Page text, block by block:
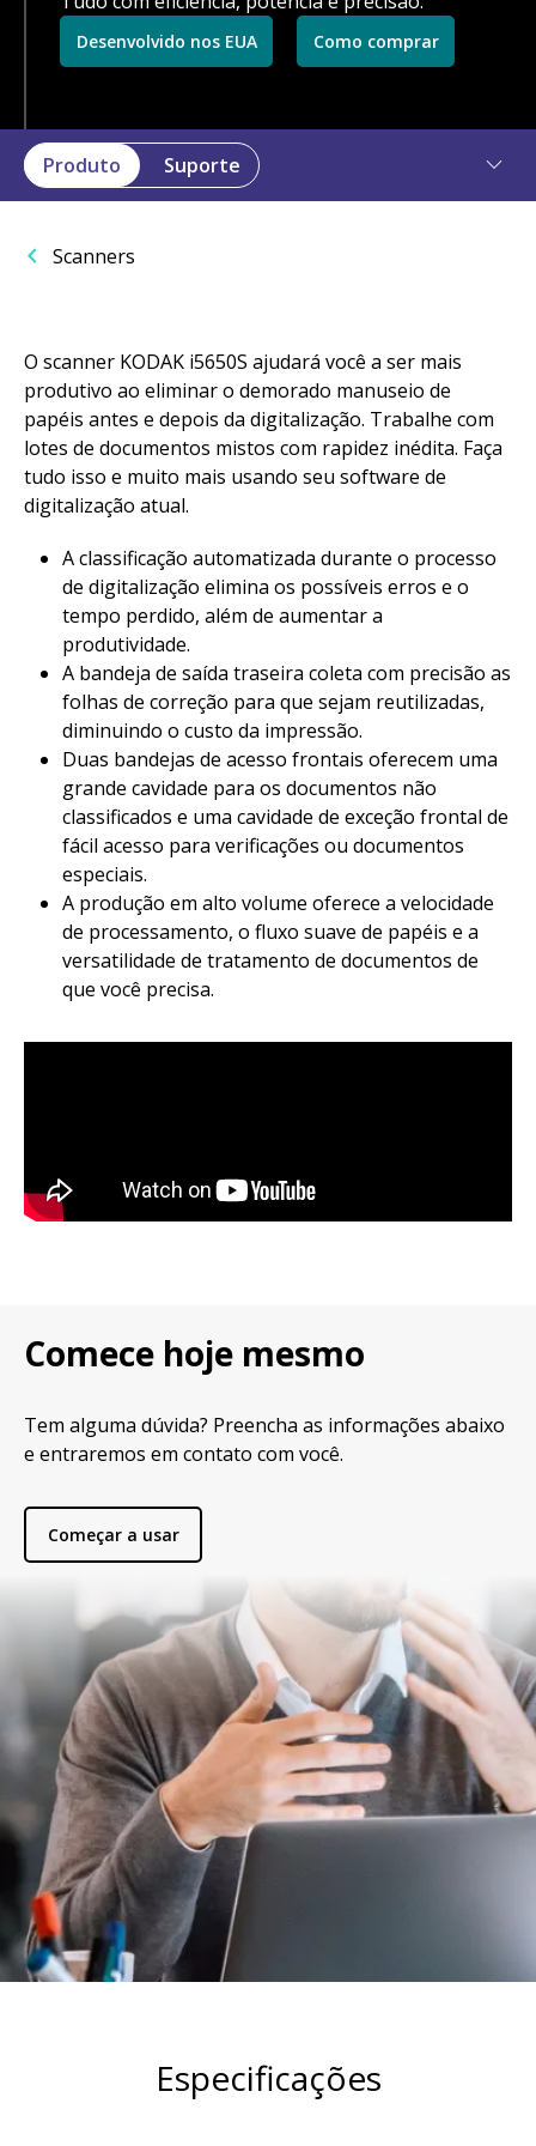
Desenvolvido nos EUA Como comprar
Produto Suporte
Scanners
O scanner KODAK i5650S ajudará você a ser mais
produtivo ao eliminar o demorado manuseio de
papéis antes e depois da digitalização. Trabalhe com
lotes de documentos mistos com rapidez inédita. Faça
tudo isso e muito mais usando seu software de
digitalização atual.
A classificação automatizada durante o processo
de digitalização elimina os possíveis erros e o
tempo perdido, além de aumentar a
produtividade.
A bandeja de saída traseira coleta com precisão as
folhas de correção para que sejam reutilizadas,
diminuindo o custo da impressão.
Duas bandejas de acesso frontais oferecem uma
grande cavidade para os documentos não
classificados e uma cavidade de exceção frontal de
fácil acesso para verificações ou documentos
especiais.
A produção em alto volume oferece a velocidade
de processamento, o fluxo suave de papéis e a
versatilidade de tratamento de documentos de
que você precisa.
Comece hoje mesmo
Tem alguma dúvida? Preencha as informações abaixo
e entraremos em contato com você.
Começar a usar
Especificações